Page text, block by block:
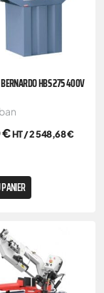
HBS 275 400V
€HT /2 548,68€